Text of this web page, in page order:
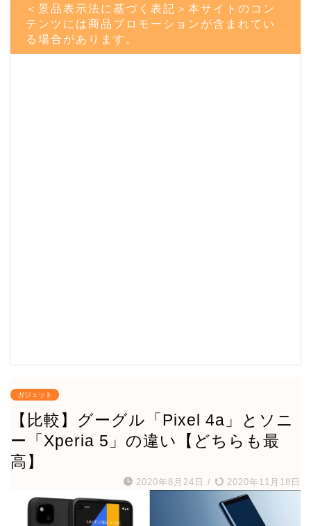
＜景品表示法に基づく表記＞本サイトのコン
テンツには商品プロモーションが含まれてい
る場合があります。
ガジェット
【比較】グーグル「Pixel 4a」とソニ
ー「Xperia 5」の違い【どちらも最
高】
2020年8月24日 / 2020年11月18日